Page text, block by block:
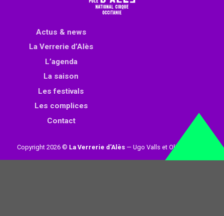
Actus & news
La Verrerie d’Alès
L’agenda
La saison
Les festivals
Les complices
Contact
Copyright 2026 © La Verrerie d'Alès— Ugo Valls et Olivier Loynet